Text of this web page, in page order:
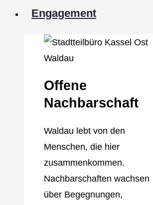
Engagement
Offene
Nachbarschaft
Waldau lebt von den
Menschen, die hier
zusammenkommen.
Nachbarschaften wachsen
über Begegnungen,